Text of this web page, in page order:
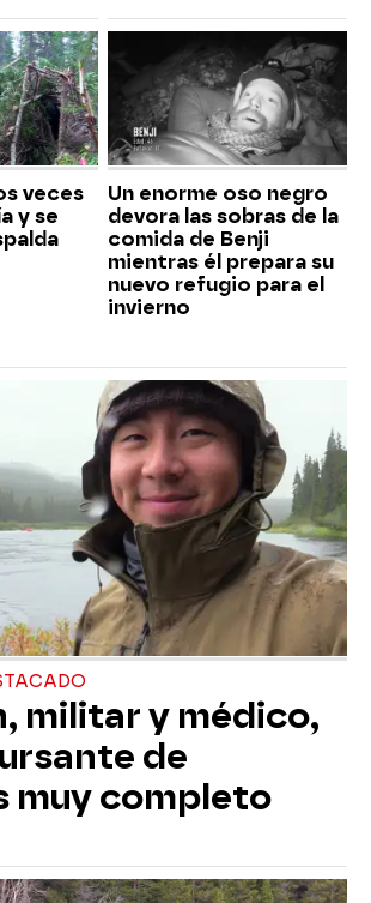
veces
y se
Un enorme oso negro
devora las sobras de la
comida de Benji
mientras él prepara su
nuevo refugio para el
invierno
militar y médico,
de
muy completo